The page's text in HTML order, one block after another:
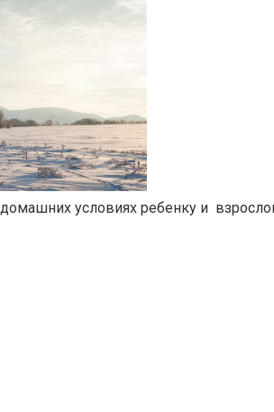
условиях ребенку и